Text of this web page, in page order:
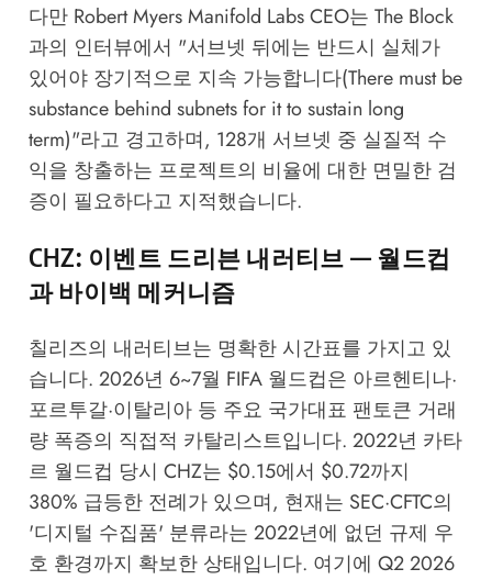
다만 Robert Myers Manifold Labs CEO는 The Block
과의 인터뷰에서 "서브넷 뒤에는 반드시 실체가
있어야 장기적으로 지속 가능합니다(There must be
substance behind subnets for it to sustain long
term)"라고 경고하며, 128개 서브넷 중 실질적 수
익을 창출하는 프로젝트의 비율에 대한 면밀한 검
증이 필요하다고 지적했습니다.
CHZ: 이벤트 드리븐 내러티브 — 월드컵
과 바이백 메커니즘
칠리즈의 내러티브는 명확한 시간표를 가지고 있
습니다. 2026년 6~7월 FIFA 월드컵은 아르헨티나·
포르투갈·이탈리아 등 주요 국가대표 팬토큰 거래
량 폭증의 직접적 카탈리스트입니다. 2022년 카타
르 월드컵 당시 CHZ는 $0.15에서 $0.72까지
380% 급등한 전례가 있으며, 현재는 SEC·CFTC의
'디지털 수집품' 분류라는 2022년에 없던 규제 우
호 환경까지 확보한 상태입니다. 여기에 Q2 2026